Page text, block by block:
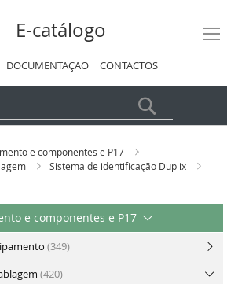
E-catálogo
DOCUMENTAÇÃO CONTACTOS
e componentes e P17
Sistema de identificação Duplix
e componentes e P17
(349)
(420)